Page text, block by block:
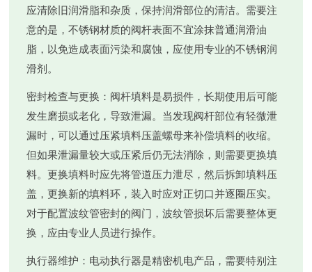
应清除旧润滑脂和杂质，保持润滑部位的清洁。需要注
意的是，不锈钢材质的阀杆表面不宜涂抹普通润滑油
脂，以免造成表面污染和腐蚀，应使用专业的不锈钢润
滑剂。
密封检查与更换 ：阀杆填料是易损件，长期使用后可能
发生磨损或老化，导致泄漏。当发现阀杆部位有轻微泄
漏时，可以通过压紧填料压盖螺母来补偿填料的收缩。
但如果泄漏量较大或压紧后仍无法消除，则需要更换填
料。更换填料时应先将管道压力泄尽，然后拆卸填料压
盖，更换新的填料环，装入时应对正切口并逐圈压实。
对于配置波纹管密封的阀门，波纹管损坏后需要整体更
换，应由专业人员进行操作。
执行器维护 ：电动执行器是精密机电产品，需要特别注